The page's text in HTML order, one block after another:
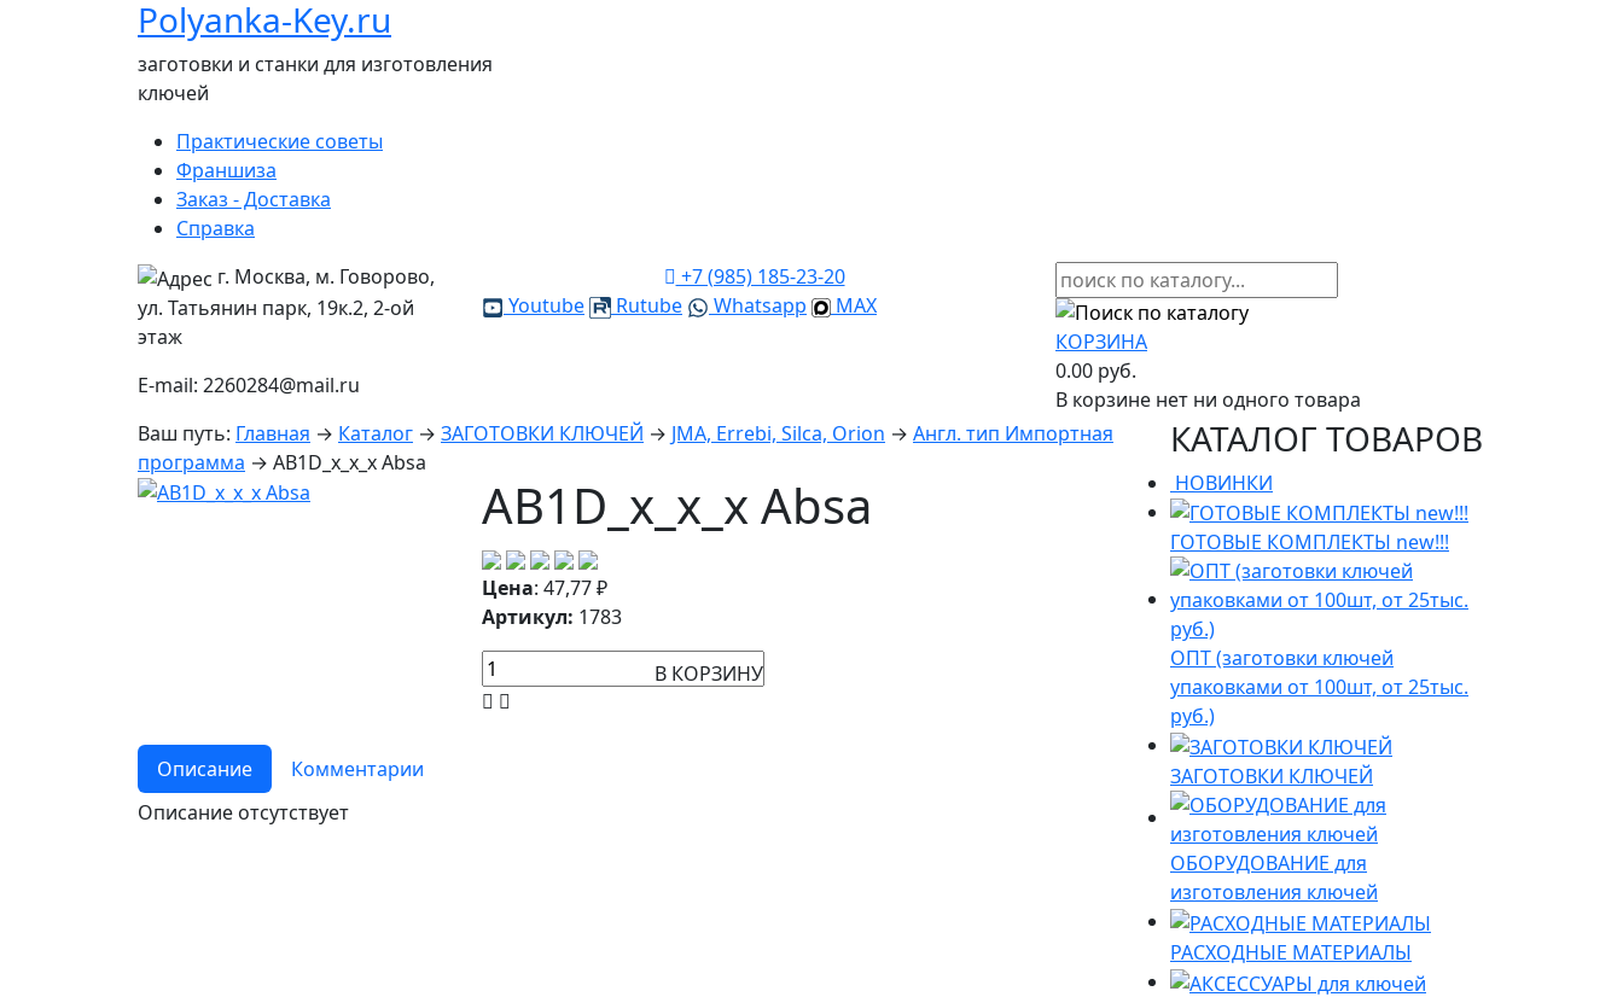
Polyanka-Key.ru
заготовки и станки для изготовления
ключей
Практические советы
Франшиза
Заказ - Доставка
Справка
г. Москва, м. Говорово,
ул. Татьянин парк, 19к.2, 2-ой
этаж
E-mail: 2260284@mail.ru
+7 (985) 185-23-20
Youtube
Rutube Whatsapp
MAX
КОРЗИНА
0.00 руб.
В корзине нет ни одного товара
Ваш путь: Главная → Каталог → ЗАГОТОВКИ КЛЮЧЕЙ → JMA, Errebi, Silca, Orion → Англ. тип Импортная
программа → AB1D_x_x_x Absa
AB1D_x_x_x Absa
Цена: 47,77₽
Артикул: 1783
В КОРЗИНУ
Описание
Комментарии
Описание отсутствует
КАТАЛОГ ТОВАРОВ
НОВИНКИ
ГОТОВЫЕ КОМПЛЕКТЫ new!!!
ОПТ (заготовки ключей
упаковками от 100шт, от 25тыс.
руб.)
ЗАГОТОВКИ КЛЮЧЕЙ
ОБОРУДОВАНИЕ для
изготовления ключей
РАСХОДНЫЕ МАТЕРИАЛЫ